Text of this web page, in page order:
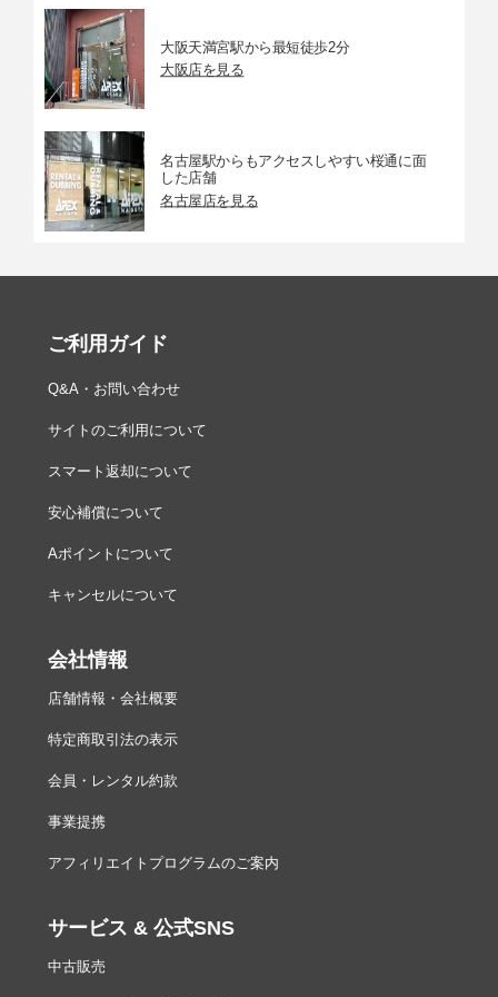
大阪天満宮駅から最短徒歩2分
大阪店を見る
名古屋駅からもアクセスしやすい桜通に面
した店舗
名古屋店を見る
ご利用ガイド
Q&A・お問い合わせ
サイトのご利用について
スマート返却について
安心補償について
Aポイントについて
キャンセルについて
会社情報
店舗情報・会社概要
特定商取引法の表示
会員・レンタル約款
事業提携
アフィリエイトプログラムのご案内
サービス & 公式SNS
中古販売